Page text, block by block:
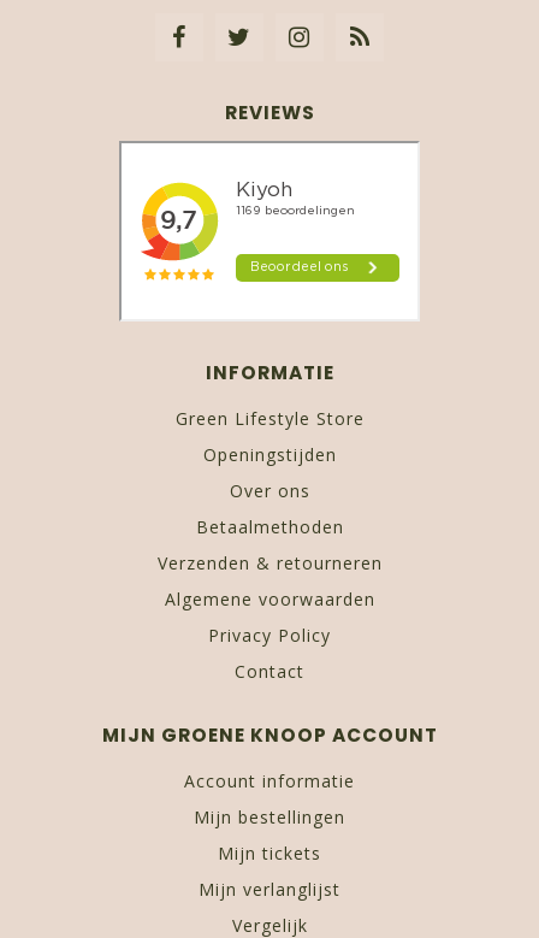
REVIEWS
INFORMATIE
Green Lifestyle Store
Openingstijden
Over ons
Betaalmethoden
Verzenden & retourneren
Algemene voorwaarden
Privacy Policy
Contact
MIJN GROENE KNOOP ACCOUNT
Account informatie
Mijn bestellingen
Mijn tickets
Mijn verlanglijst
Vergelijk